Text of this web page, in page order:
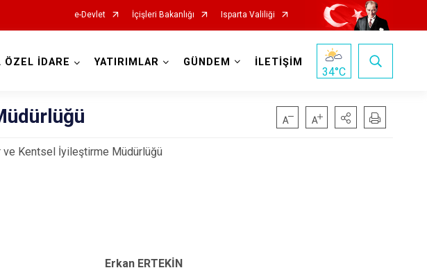
e-Devlet İçişleri Bakanlığı Isparta Valiliği
ÖZEL İDARE YATIRIMLAR GÜNDEM İLETİŞİM
34°C
ve Kentsel İyileştirme Müdürlüğü
Erkan ERTEKİN